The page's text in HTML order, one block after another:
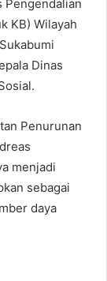
Pengendalian
KB) Wilayah
Dinas
Penurunan
menjadi
sebagai
daya